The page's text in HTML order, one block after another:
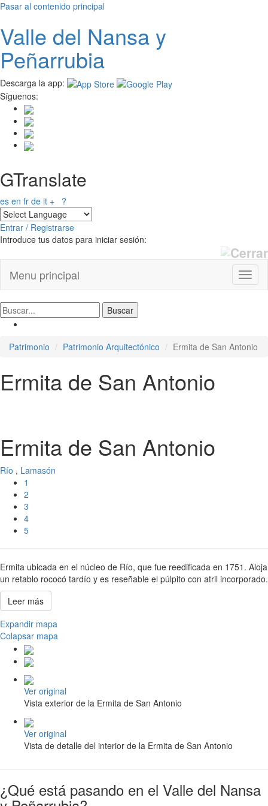
Pasar al contenido principal
Valle del Nansay
Peñarrubia
Descarga la app:
Síguenos:
GTranslate
es en fr de it + ?
Entrar / Registrarse
Introduce tus datos para iniciar sesión:
Menu principal
Patrimonio Patrimonio Arquitectónico Ermita de San Antonio
Ermita de San Antonio
Ermita de San Antonio
Río , Lamasón
1
2
3
4
5
Ermita ubicada en el núcleo de Río, que fue reedificada en 1751. Aloja
un retablo rococó tardío y es reseñable el púlpito con atril incorporado.
Leer más
Expandir mapa
Colapsar mapa
Ver original
Vista exterior de la Ermita de San Antonio
Ver original
Vista de detalle del interior de la Ermita de San Antonio
¿Qué está pasando en el Valle del Nansa